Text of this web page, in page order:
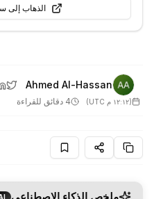
الذهاب إلى
Ahmed Al-Hassan
(١٢:١٢ م UTC ) 4 دقائق للقراءة